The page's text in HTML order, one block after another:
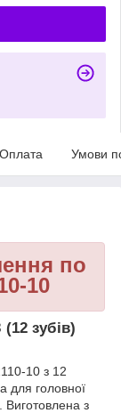
Оплата Умови
по
10
зубів)
10 з 12
для головної
Виготовлена з